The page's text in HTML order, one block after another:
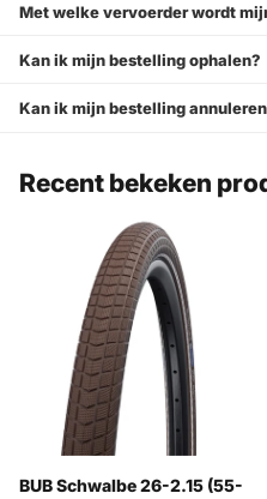
Met welke vervoerder wordt
Kan ik mijn bestelling ophalen?
Kan ik mijn bestelling
Recent bekeken
BUB Schwalbe 26-2.15 (55-